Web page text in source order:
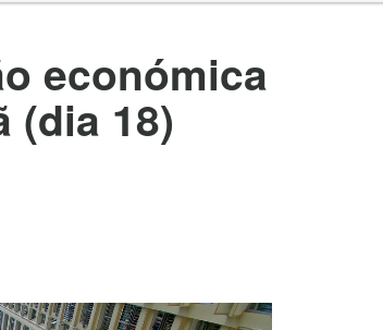
económica
(dia 18)